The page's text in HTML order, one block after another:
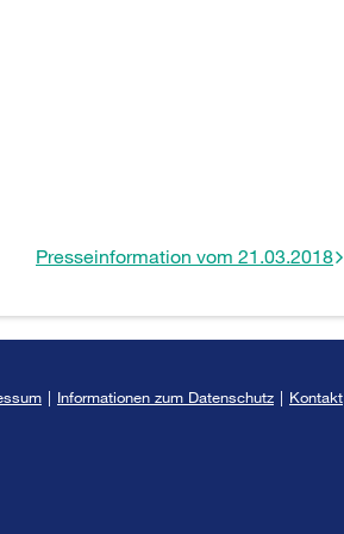
Presseinformation vom 21.03.2018
| Informationen zum Datenschutz | Kontakt